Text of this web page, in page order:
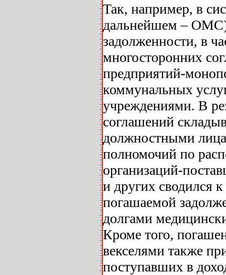
Так, например, в
дальнейшем – ОМС)
задолженности, в
многосторонних
предприятий-
коммунальных
учреждениями. В
соглашений
должностными
полномочий по
организаций-
и других сводился
погашаемой
долгами
Кроме того,
векселями также
поступавших в